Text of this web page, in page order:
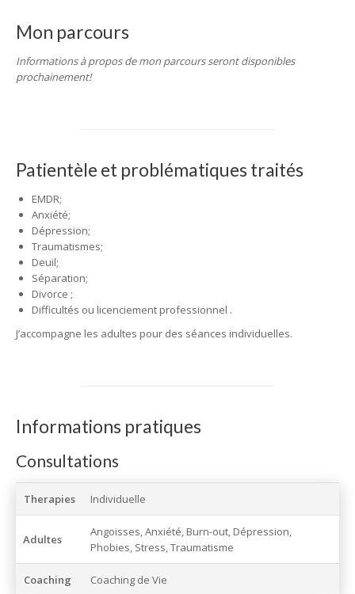
Mon parcours
Informations à propos de mon parcours seront disponibles
prochainement!
Patientèle et problématiques traités
EMDR;
Anxiété;
Dépression;
Traumatismes;
Deuil;
Séparation;
Divorce ;
Difficultés ou licenciement professionnel .
J’accompagne les adultes pour des séances individuelles.
Informations pratiques
Consultations
Therapies Individuelle
Adultes
Angoisses, Anxiété, Burn-out, Dépression,
Phobies, Stress, Traumatisme
Coaching Coaching de Vie